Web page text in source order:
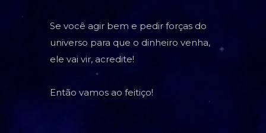
Se você agir bem e pedir forças do
universo para que o dinheiro venha,
ele vai vir, acredite!
Então vamos ao feitiço!